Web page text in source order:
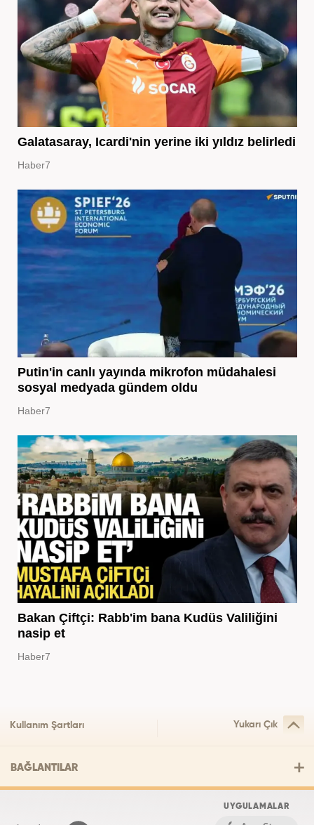
Galatasaray, Icardi'nin yerine iki yıldız belirledi
Haber7
Putin'in canlı yayında mikrofon müdahalesi
sosyal medyada gündem oldu
Haber7
Bakan Çiftçi: Rabb'im bana Kudüs Valiliğini
nasip et
Haber7
Kullanım Şartları Yukarı Çık
BAĞLANTILAR
UYGULAMALAR